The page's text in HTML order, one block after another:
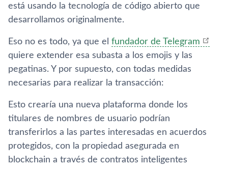
está usando la tecnología de código abierto que
desarrollamos originalmente.
Eso no es todo, ya que el fundador de Telegram
quiere extender esa subasta a los emojis y las
pegatinas. Y por supuesto, con todas medidas
necesarias para realizar la transacción:
Esto crearía una nueva plataforma donde los
titulares de nombres de usuario podrían
transferirlos a las partes interesadas en acuerdos
protegidos, con la propiedad asegurada en
blockchain a través de contratos inteligentes